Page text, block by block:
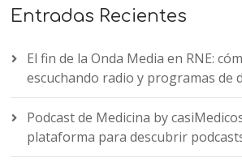
Entradas Recientes
El fin de la Onda Media en RNE:
escuchando radio y programas de
Podcast de Medicina by
plataforma para descubrir